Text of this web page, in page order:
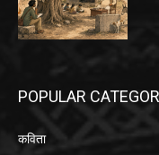
POPULAR
कविता